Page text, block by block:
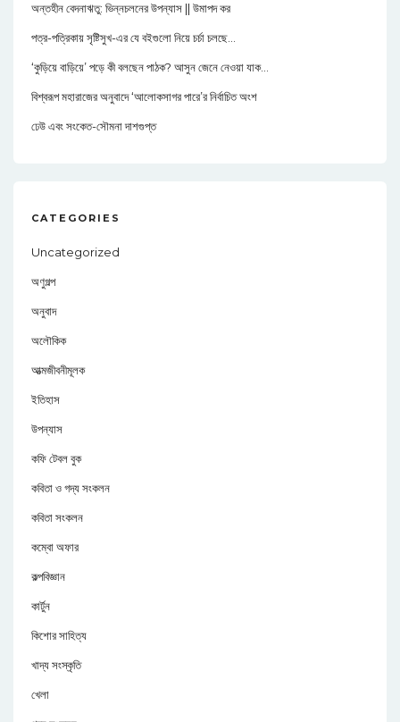
অন্তহীন বেদনাঋতু: ভিন্নচলনের উপন্যাস || উমাপদ কর
পত্র-পত্রিকায় সৃষ্টিসুখ-এর যে বইগুলো নিয়ে চর্চা চলছে…
‘কুড়িয়ে বাড়িয়ে’ পড়ে কী বলছেন পাঠক? আসুন জেনে নেওয়া যাক…
বিশ্বরূপ মহারাজের অনুবাদে ‘আলোকসাগর পারে’র নির্বাচিত অংশ
ঢেউ এবং সংকেত-সৌমনা দাশগুপ্ত
CATEGORIES
Uncategorized
অণুগল্প
অনুবাদ
অলৌকিক
আত্মজীবনীমূলক
ইতিহাস
উপন্যাস
কফি টেবল বুক
কবিতা ও গদ্য সংকলন
কবিতা সংকলন
কম্বো অফার
কল্পবিজ্ঞান
কার্টুন
কিশোর সাহিত্য
খাদ্য সংস্কৃতি
খেলা